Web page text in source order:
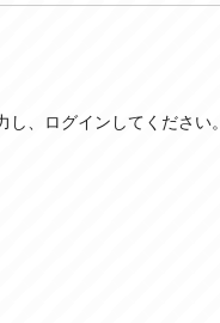
、ログインしてください。